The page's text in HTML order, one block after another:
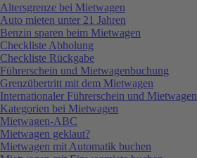
Altersgrenze bei Mietwagen
Auto mieten unter 21 Jahren
Benzin sparen beim Mietwagen
Checkliste Abholung
Checkliste Rückgabe
Führerschein und Mietwagenbuchung
Grenzübertritt mit dem Mietwagen
Internationaler Führerschein und Mietwagen
Kategorien bei Mietwagen
Mietwagen-ABC
Mietwagen geklaut?
Mietwagen mit Automatik buchen